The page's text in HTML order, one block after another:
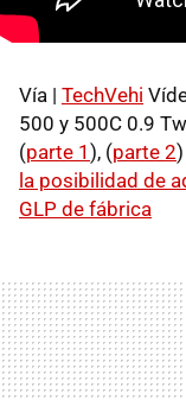
Vía | TechVehi
500 y 500C 0.9
(parte 1 ), (parte 2
la posibilidad de
GLP de fábrica